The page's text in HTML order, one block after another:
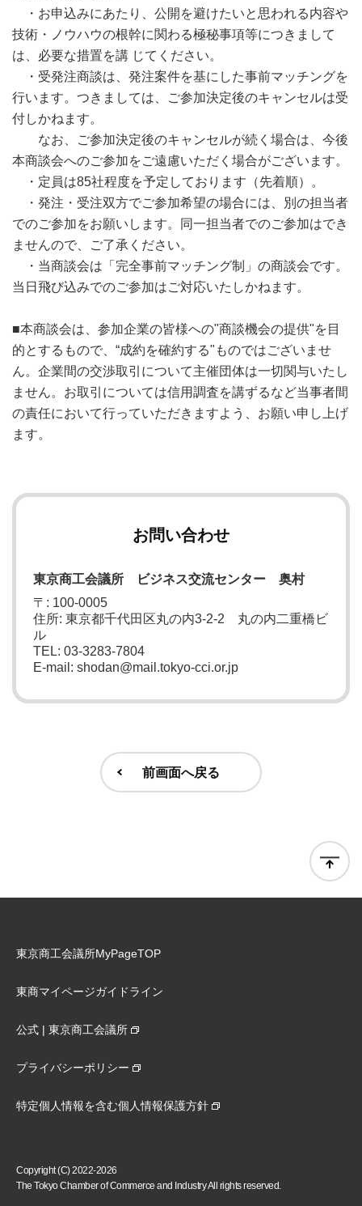
・お申込みにあたり、公開を避けたいと思われる内容や
技術・ノウハウの根幹に関わる極秘事項等につきまして
は、必要な措置を講 じてください。
・受発注商談は、発注案件を基にした事前マッチングを
行います。つきましては、ご参加決定後のキャンセルは受
付しかねます。
なお、ご参加決定後のキャンセルが続く場合は、今後
本商談会へのご参加をご遠慮いただく場合がございます。
・定員は85社程度を予定しております（先着順）。
・発注・受注双方でご参加希望の場合には、別の担当者
でのご参加をお願いします。同一担当者でのご参加はでき
ませんので、ご了承ください。
・当商談会は「完全事前マッチング制」の商談会です。
当日飛び込みでのご参加はご対応いたしかねます。
■本商談会は、参加企業の皆様への"商談機会の提供"を目
的とするもので、“成約を確約する"ものではございませ
ん。企業間の交渉取引について主催団体は一切関与いたし
ません。お取引については信用調査を講ずるなど当事者間
の責任において行っていただきますよう、お願い申し上げ
ます。
お問い合わせ
東京商工会議所 ビジネス交流センター 奥村
〒: 100-0005
住所: 東京都千代田区丸の内3-2-2 丸の内二重橋ビ
ル
TEL: 03-3283-7804
E-mail: shodan@mail.tokyo-cci.or.jp
前画面へ戻る
東京商工会議所MyPageTOP
東商マイページガイドライン
公式 | 東京商工会議所
プライバシーポリシー
特定個人情報を含む個人情報保護方針
Copyright (C) 2022-2026
The Tokyo Chamber of Commerce and Industry All rights reserved.